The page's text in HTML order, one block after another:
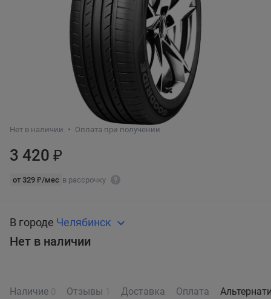
Нет в наличии Оплата при получении
3 420 ₽
от 329 ₽/мес в рассрочку
В городе Челябинск
Нет в наличии
Наличие 0 Отзывы 1 Доставка Оплата